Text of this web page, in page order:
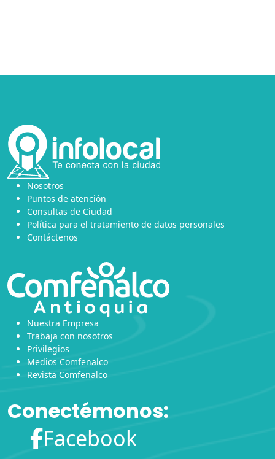
Nosotros
Puntos de atención
Consultas de Ciudad
Política para el tratamiento de datos personales
Contáctenos
Nuestra Empresa
Trabaja con nosotros
Privilegios
Medios Comfenalco
Revista Comfenalco
Conectémonos:
Facebook